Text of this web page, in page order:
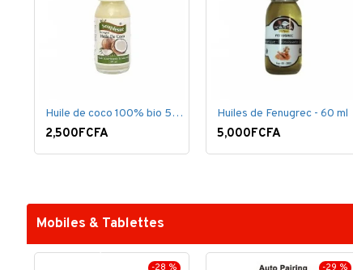
Huile de coco 100% bio 50 ml
2,500FCFA
Huiles de Fenugrec - 60 ml
5,000FCFA
Mobiles & Tablettes
-28 % -29 %